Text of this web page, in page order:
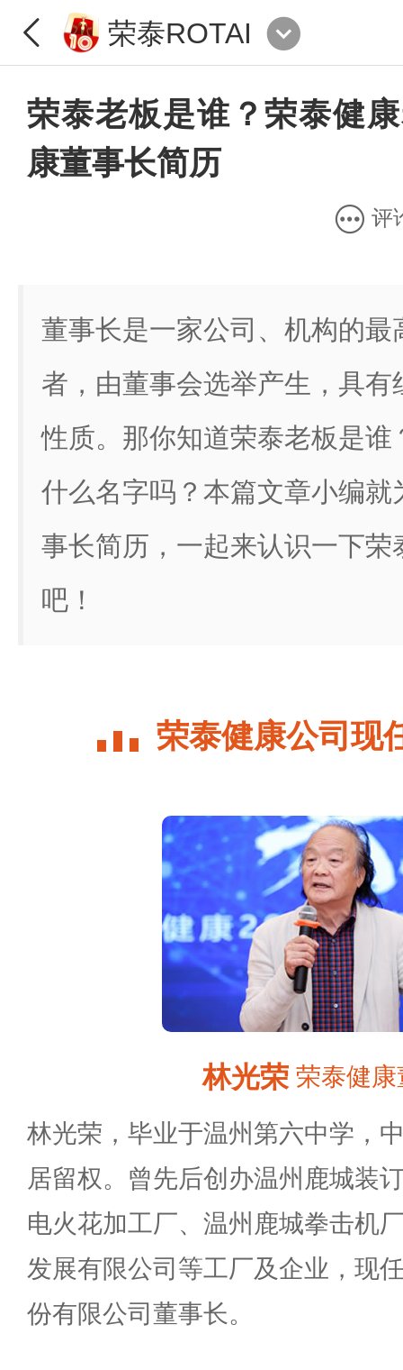
荣泰ROTAI
荣泰老板是谁？荣泰健
康董事长简历
评
董事长是一家公司、机构的
者，由董事会选举产生，具
性质。那你知道荣泰老板是
什么名字吗？本篇文章小编
事长简历，一起来认识一下荣
吧！
荣泰健康公司现
林光荣 荣泰健
林光荣，毕业于温州第六中学，
居留权。曾先后创办温州鹿城装
电火花加工厂、温州鹿城拳击机
发展有限公司等工厂及企业，现
份有限公司董事长。